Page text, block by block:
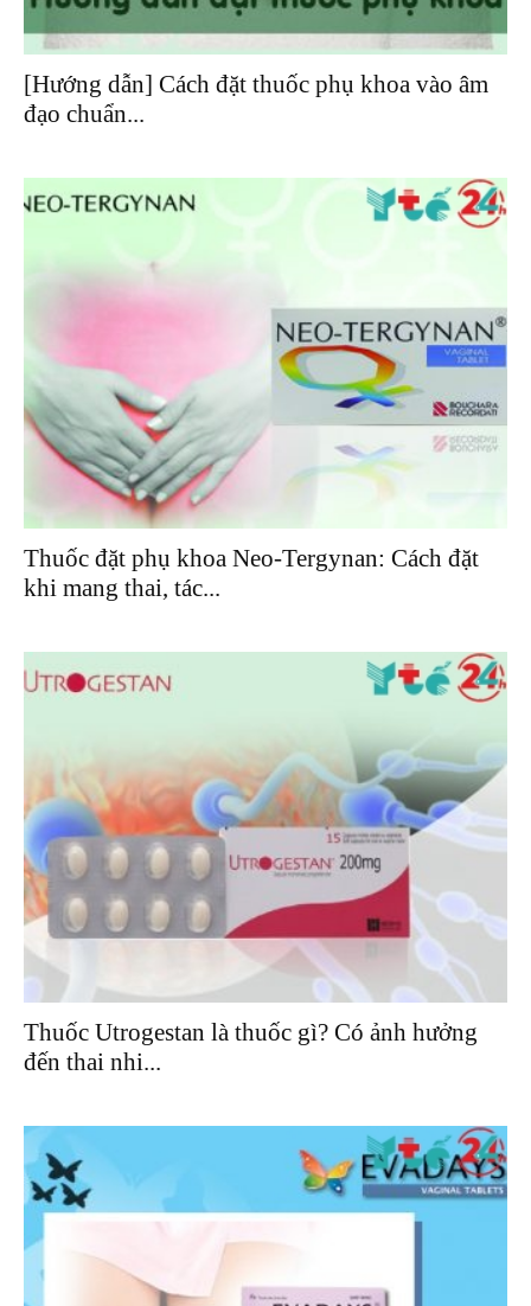
[Hướng dẫn] Cách đặt thuốc phụ khoa vào âm
đạo chuẩn...
Thuốc đặt phụ khoa Neo-Tergynan: Cách đặt
khi mang thai, tác...
Thuốc Utrogestan là thuốc gì? Có ảnh hưởng
đến thai nhi...